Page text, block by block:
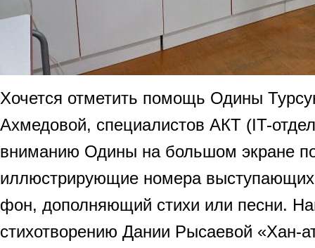
Хочется отметить помощь Одины
Ахмедовой, специалистов АКТ (IT-
вниманию Одины на большом экране
иллюстрирующие номера
фон, дополняющий стихи или песни.
стихотворению Дании Рысаевой «Хан-